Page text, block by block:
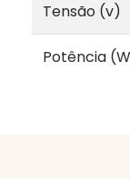
Tensão (v)
Potência